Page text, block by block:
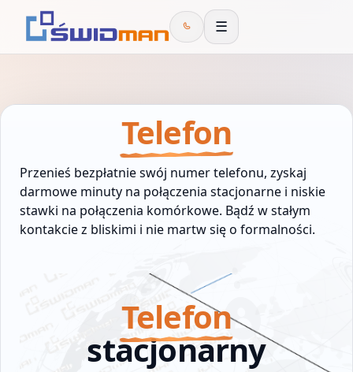
☰
Telefon
Przenieś bezpłatnie swój numer telefonu, zyskaj
darmowe minuty na połączenia stacjonarne i niskie
stawki na połączenia komórkowe. Bądź w stałym
kontakcie z bliskimi i nie martw się o formalności.
Telefon
stacjonarny